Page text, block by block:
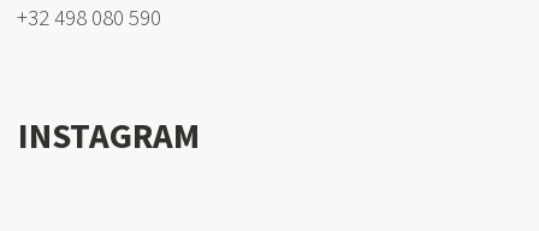
+32 498 080 590
INSTAGRAM